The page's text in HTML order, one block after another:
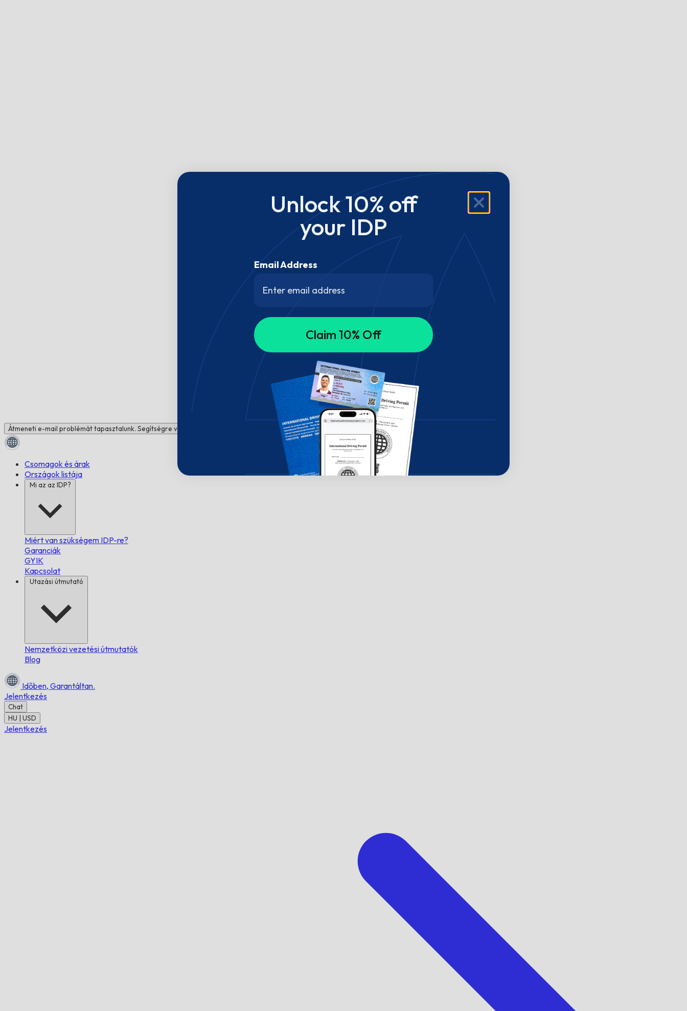
Átmeneti e-mail problémát tapasztalunk. Segítségre van szüksége? Beszéljen velünk csevegésben!
Csomagok és árak
Országok listája
Mi az az IDP?
Miért van szükségem IDP-re?
Garanciák
GYIK
Kapcsolat
Utazási útmutató
Nemzetközi vezetési útmutatók
Blog
Időben, Garantáltan.
Jelentkezés
Chat
HU | USD
Jelentkezés
Unlock 10% off
your IDP
Email Address
Claim 10% Off